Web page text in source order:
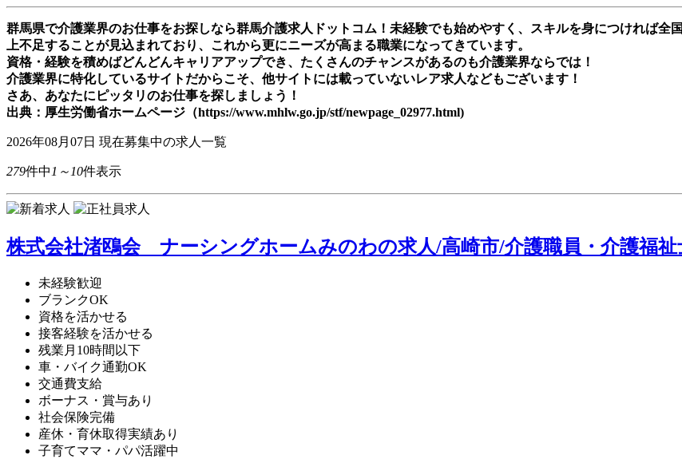
群馬県で介護業界のお仕事をお探しなら群馬介護求人ドットコム！未経験でも始めやすく、スキルを身につければ全
上不足することが見込まれており、これから更にニーズが高まる職業になってきています。
資格・経験を積めばどんどんキャリアアップでき、たくさんのチャンスがあるのも介護業界ならでは！
介護業界に特化しているサイトだからこそ、他サイトには載っていないレア求人などもございます！
さあ、あなたにピッタリのお仕事を探しましょう！
出典：厚生労働省ホームページ（https://www.mhlw.go.jp/stf/newpage_02977.html)
2026年08月07日 現在募集中の求人一覧
279件中1～10件表示
株式会社渚鴎会 ナーシングホームみのわの求人/高崎市/介護職員・介護福祉
未経験歓迎
ブランクOK
資格を活かせる
接客経験を活かせる
残業月10時間以下
車・バイク通勤OK
交通費支給
ボーナス・賞与あり
社会保険完備
産休・育休取得実績あり
子育てママ・パパ活躍中